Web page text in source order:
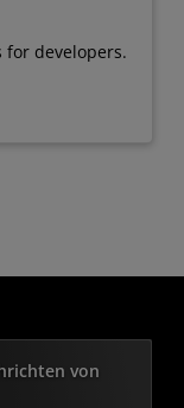
for developers.
von